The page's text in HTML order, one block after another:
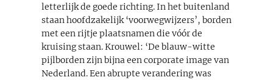
letterlijk de goede richting. In het buitenland
staan hoofdzakelijk ‘voorwegwijzers’, borden
met een rijtje plaatsnamen die vóór de
kruising staan. Krouwel: ‘De blauw-witte
pijlborden zijn bijna een corporate image van
Nederland. Een abrupte verandering was